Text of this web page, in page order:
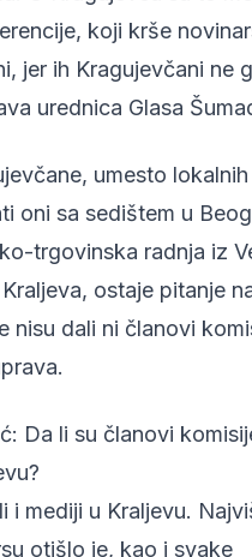
koji krše
jer ih Kragujevčani ne
urednica Glasa
umesto
oni sa sedištem u
trgovinska radnja iz
ostaje pitanje
nisu dali ni članovi
Da li su članovi
i mediji u Kraljevu.
otišlo je, kao i svake